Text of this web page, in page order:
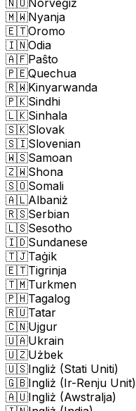
🇲🇼Nyanja
🇪🇹Oromo
🇮🇳Odia
🇦🇫Paŝto
🇵🇪Quechua
🇷🇼Kinyarwanda
🇵🇰Sindhi
🇱🇰Sinhala
🇸🇰Slovak
🇸🇮Slovenian
🇼🇸Samoan
🇿🇼Shona
🇸🇴Somali
🇦🇱Albaniż
🇷🇸Serbian
🇱🇸Sesotho
🇮🇩Sundanese
🇹🇯Taġik
🇪🇹Tigrinja
🇹🇲Turkmen
🇵🇭Tagalog
🇷🇺Tatar
🇨🇳Ujgur
🇺🇦Ukrain
🇺🇿Użbek
🇺🇸Ingliż (Stati Uniti)
🇬🇧Ingliż (Ir-Renju Unit)
🇦🇺Ingliż (Awstralja)